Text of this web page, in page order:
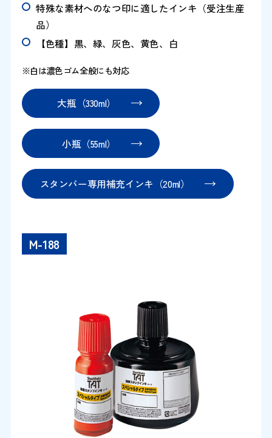
特殊な素材へのなつ印に適したインキ（受注生産
品）
【色種】黒、緑、灰色、黄色、白
※白は濃色ゴム全般にも対応
大瓶（330ml）
小瓶（55ml）
スタンパー専用補充インキ（20ml）
M-188